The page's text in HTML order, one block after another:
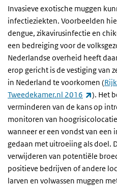
Invasieve exotische muggen
infectieziekten. Voorbeelden
dengue, zikavirusinfectie en
een bedreiging voor de
Nederlandse overheid heeft
erop gericht is de vestiging van
in Nederland te voorkomen (
Tweedekamer.nl 2016
). Het
verminderen van de kans op
monitoren van
wanneer er een vondst van een
gedaan met uitroeiing als doel.
verwijderen van potentiële
positieve bedrijven of andere
larven en volwassen muggen